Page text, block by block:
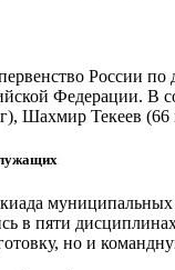
России
Федерации. В
Шахмир Текеев
в пяти
но и